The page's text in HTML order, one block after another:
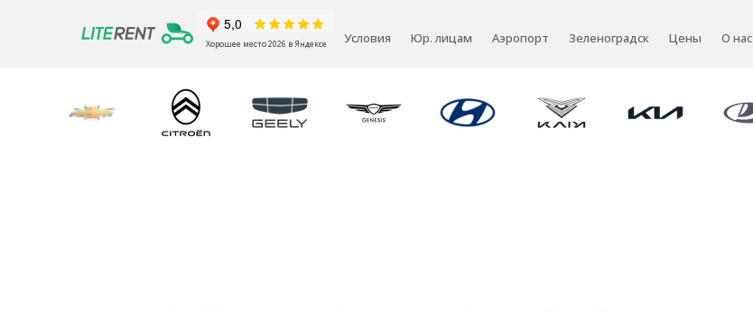
Хорошее место 2026 в Яндексе Условия Юр. лицам Аэропорт Зеленоградск Цены О нас